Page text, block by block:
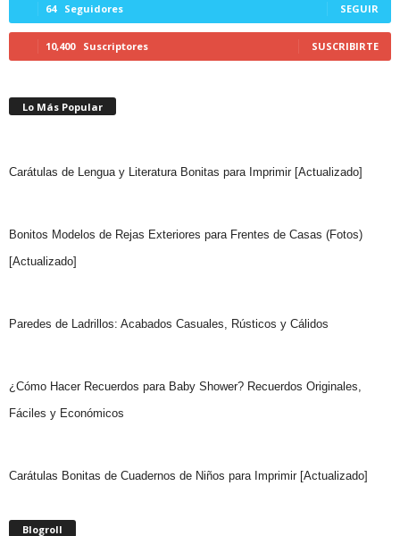
64 Seguidores SEGUIR
10,400 Suscriptores SUSCRIBIRTE
Lo Más Popular
Carátulas de Lengua y Literatura Bonitas para Imprimir [Actualizado]
Bonitos Modelos de Rejas Exteriores para Frentes de Casas (Fotos)
[Actualizado]
Paredes de Ladrillos: Acabados Casuales, Rústicos y Cálidos
¿Cómo Hacer Recuerdos para Baby Shower? Recuerdos Originales,
Fáciles y Económicos
Carátulas Bonitas de Cuadernos de Niños para Imprimir [Actualizado]
Blogroll